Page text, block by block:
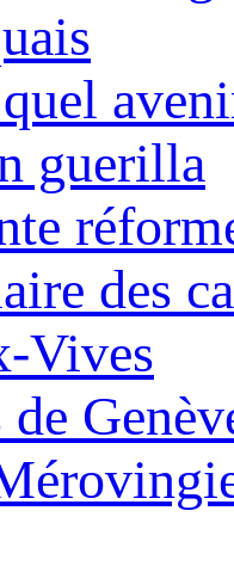
guerilla
des
Vives
de